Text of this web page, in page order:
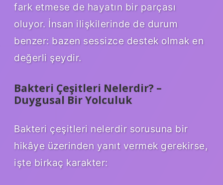
fark etmese de hayatın bir parçası
oluyor. İnsan ilişkilerinde de durum
benzer: bazen sessizce destek olmak en
değerli şeydir.
Bakteri Çeşitleri Nelerdir? –
Duygusal Bir Yolculuk
Bakteri çeşitleri nelerdir sorusuna bir
hikâye üzerinden yanıt vermek gerekirse,
işte birkaç karakter: